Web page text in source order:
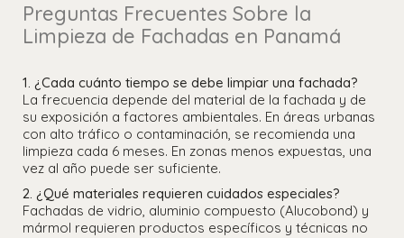
Preguntas Frecuentes Sobre la
Limpieza de Fachadas en Panamá
1. ¿Cada cuánto tiempo se debe limpiar una fachada?
La frecuencia depende del material de la fachada y de
su exposición a factores ambientales. En áreas urbanas
con alto tráfico o contaminación, se recomienda una
limpieza cada 6 meses. En zonas menos expuestas, una
vez al año puede ser suficiente.
2. ¿Qué materiales requieren cuidados especiales?
Fachadas de vidrio, aluminio compuesto (Alucobond) y
mármol requieren productos específicos y técnicas no